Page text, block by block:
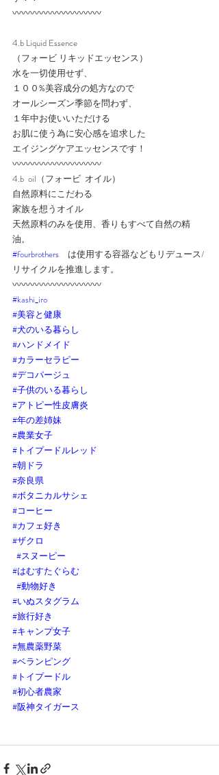
〰️〰️〰️〰️〰️〰️〰️〰️〰️〰️
4.b Liquid Essence
（フォービ リキッドエッセンス）
水を一切使用せず、
１００%美容成分の処方なので
オールシーズン季節を問わず、
１年中お使いいただける
お肌に使う為に安心感を追求した
エイジングケアエッセンスです！
〰️〰️〰️〰️〰️〰️〰️〰️〰️〰️
4.b  oil（フォービ  オイル）
自然原料にこだわる
家族を想うオイル
天然原料のみを使用、香りもすべて自然の精
油。
#fourbrothers は使用する容器などもリデュース/
リサイクルを推進します。
〰️〰️〰️〰️〰️〰️〰️〰️〰️〰️
#kashi_iro
#美容と健康
#犬のいる暮らし
#ハンドメイド
#カラーセラピー
#デコパージュ
#子供のいる暮らし
#アトピー性皮膚炎
#年の差姉妹
#農業女子
#トイプードルレッド
#朝ドラ
#奈良県
#ボタニカルサシェ
#コーヒー
#カフェ好き
#ザクロ
#スヌーピー
#はむすたぐらむ
#動物好き
#いぬスタグラム
#旅行好き
#キャンプ女子
#無農薬野菜
#ベランピング
#トイプードル
#初心者農家
#阪神タイガース